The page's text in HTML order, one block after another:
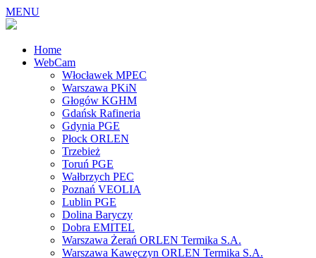
MENU
Home
WebCam
Włocławek MPEC
Warszawa PKiN
Głogów KGHM
Gdańsk Rafineria
Gdynia PGE
Płock ORLEN
Trzebież
Toruń PGE
Wałbrzych PEC
Poznań VEOLIA
Lublin PGE
Dolina Baryczy
Dobra EMITEL
Warszawa Żerań ORLEN Termika S.A.
Warszawa Kawęczyn ORLEN Termika S.A.